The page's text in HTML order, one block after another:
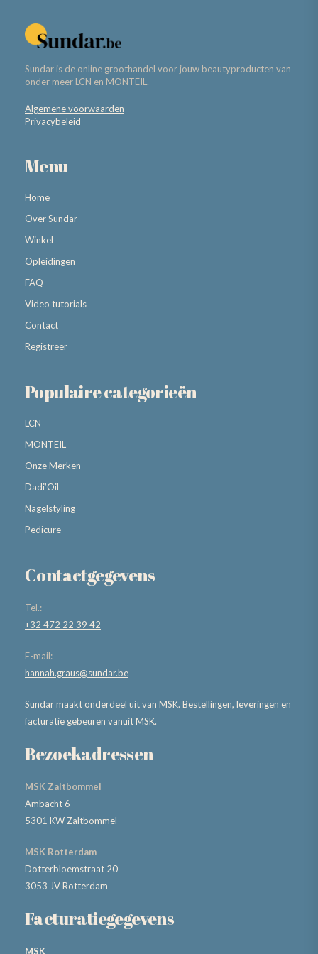
Sundar is de online groothandel voor jouw beautyproducten van
onder meer LCN en MONTEIL.
Algemene voorwaarden
Privacybeleid
Menu
Home
Over Sundar
Winkel
Opleidingen
FAQ
Video tutorials
Contact
Registreer
Populaire categorieën
LCN
MONTEIL
Onze Merken
Dadi’Oil
Nagelstyling
Pedicure
Contactgegevens
Tel.:
+32 472 22 39 42
E-mail:
hannah.graus@sundar.be
Sundar maakt onderdeel uit van MSK. Bestellingen, leveringen en
facturatie gebeuren vanuit MSK.
Bezoekadressen
MSK Zaltbommel
Ambacht 6
5301 KW Zaltbommel
MSK Rotterdam
Dotterbloemstraat 20
3053 JV Rotterdam
Facturatiegegevens
MSK